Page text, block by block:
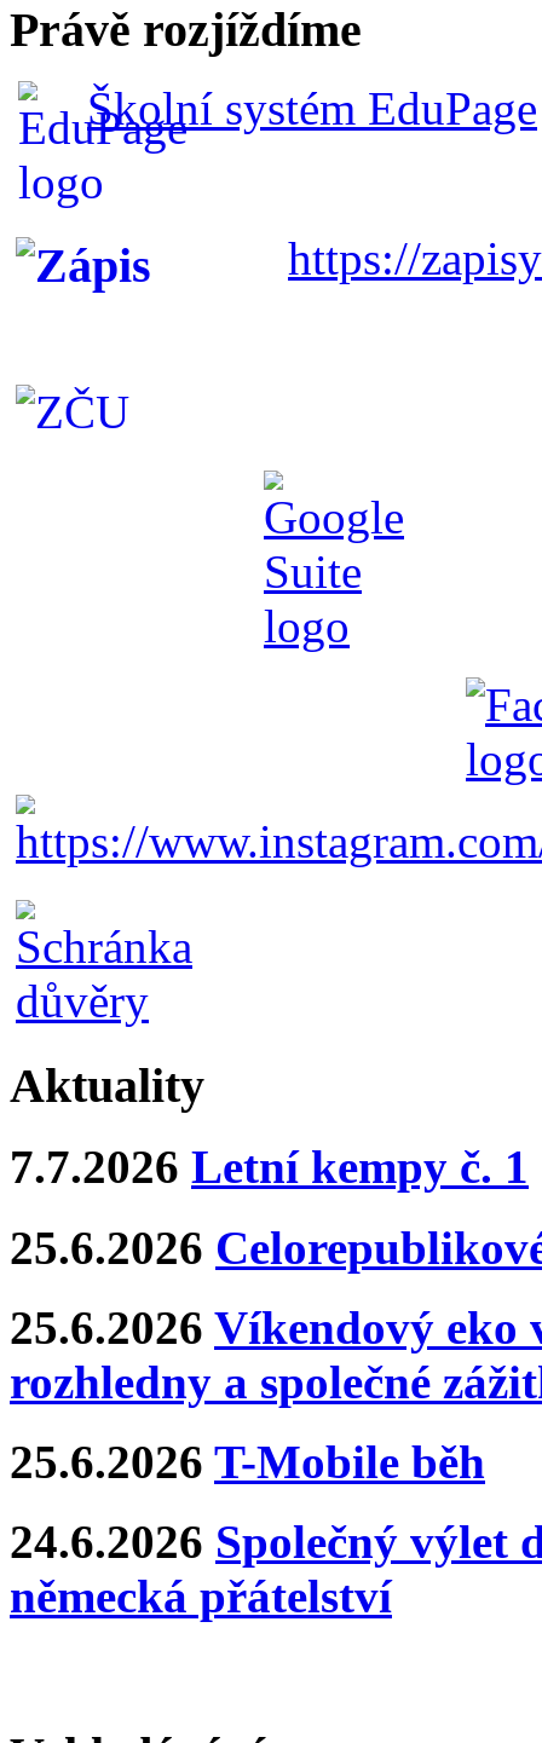
Právě rozjíždíme
Školní systém EduPage
https://
Aktuality
7.7.2026 Letní kempy č. 1
25.6.2026
25.6.2026 Víkendový eko
rozhledny a společné
25.6.2026 T-Mobile běh
24.6.2026 Společný výlet
německá přátelství